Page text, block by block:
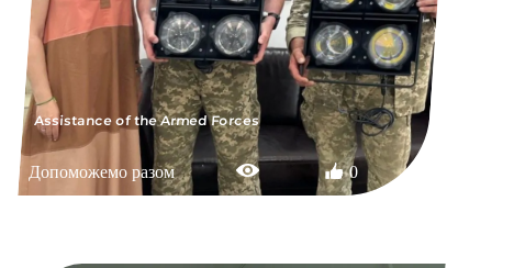
Assistance of the Armed Forces
Допоможемо разом 0